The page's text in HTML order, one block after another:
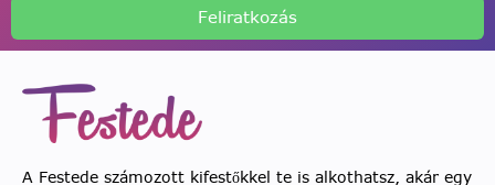
Feliratkozás
A Festede számozott kifestőkkel te is alkothatsz, akár egy